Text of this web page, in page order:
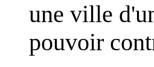
une ville
pouvoir